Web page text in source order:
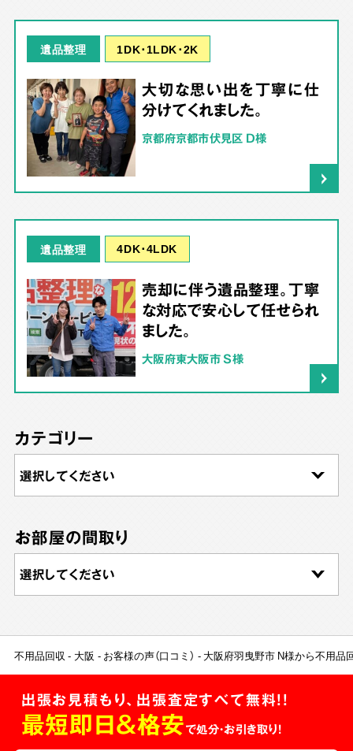
遺品整理 1DK･1LDK･2K
大切な思い出を丁寧に仕
分けてくれました。
京都府京都市伏見区 D様
遺品整理 4DK･4LDK
売却に伴う遺品整理。丁寧
な対応で安心して任せられ
ました。
大阪府東大阪市 S様
カテゴリー
お部屋の間取り
不用品回収 大阪 お客様の声（口コミ） 大阪府羽曳野市 N様から不用品
出張お見積もり、出張査定すべて無料!!
最短即日＆格安で処分・お引き取り！